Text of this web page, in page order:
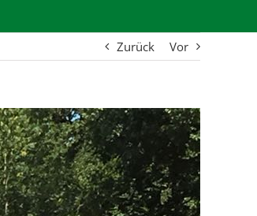
Zurück Vor